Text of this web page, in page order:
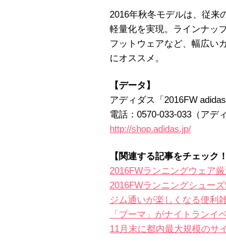
2016年秋冬モデルは、従来
軽量化を実現。ラインナッ
フットウェアなど、幅広い
にオススメ。
【データ】
アディダス「2016FW
電話：0570-033-033（アデ
http://shop.adidas.jp/
【関連する記事をチェック！
2016FWランニングウェア
2016FWランニングシュー
ジム通いが楽しくなる便利
「プーマ」がナイトランイ
11月末に都内最大規模のサ